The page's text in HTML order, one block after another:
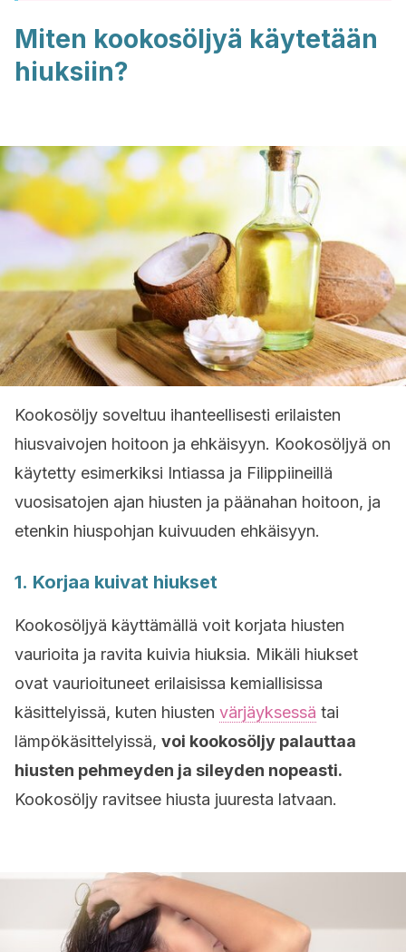
Miten kookosöljyä käytetään
hiuksiin?
Kookosöljy soveltuu ihanteellisesti erilaisten
hiusvaivojen hoitoon ja ehkäisyyn. Kookosöljyä on
käytetty esimerkiksi Intiassa ja Filippiineillä
vuosisatojen ajan hiusten ja päänahan hoitoon, ja
etenkin hiuspohjan kuivuuden ehkäisyyn.
1. Korjaa kuivat hiukset
Kookosöljyä käyttämällä voit korjata hiusten
vaurioita ja ravita kuivia hiuksia. Mikäli hiukset
ovat vaurioituneet erilaisissa kemiallisissa
käsittelyissä, kuten hiusten värjäyksessä tai
lämpökäsittelyissä, voi kookosöljy palauttaa
hiusten pehmeyden ja sileyden nopeasti.
Kookosöljy ravitsee hiusta juuresta latvaan.